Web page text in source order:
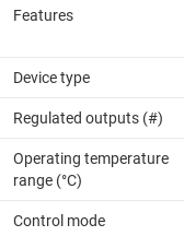
Features
Device type
Regulated outputs (#)
Operating temperature
range (°C)
Control mode